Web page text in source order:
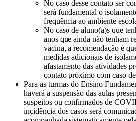
No caso desse contato ser
será fundamental o
frequência ao ambiente
No caso de aluno(a)s que
anos que ainda não tenham
vacina, a recomendação é
medidas adicionais de
afastamento das atividades
contato próximo com caso
Para as turmas do Ensino
haverá a suspensão das aulas
suspeitos ou confirmados de
incidência dos casos será